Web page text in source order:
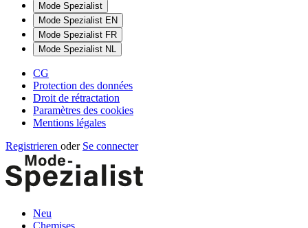
Mode Spezialist
Mode Spezialist EN
Mode Spezialist FR
Mode Spezialist NL
CG
Protection des données
Droit de rétractation
Paramètres des cookies
Mentions légales
Registrieren oder Se connecter
Neu
Chemises